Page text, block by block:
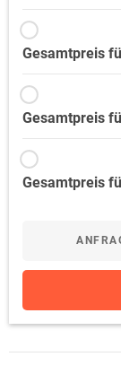
Gesamtpreis
Gesamtpreis
Gesamtpreis